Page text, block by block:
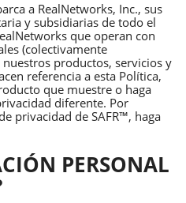
a RealNetworks, Inc., sus
y subsidiarias de todo el
que operan con
(colectivamente
nuestros productos, servicios y
referencia a esta Política,
que muestre o haga
diferente. Por
privacidad de SAFR™, haga
PERSONAL